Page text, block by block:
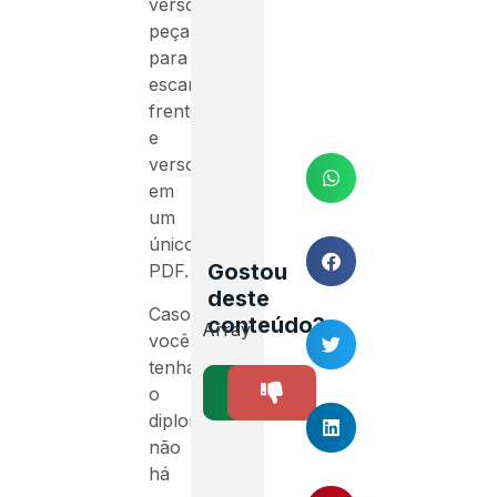
verso,
peça
para
escanear
frente
e
verso
em
um
único
PDF.
Caso
você
tenha
o
diploma
não
há
Gostou
deste
conteúdo?
Array